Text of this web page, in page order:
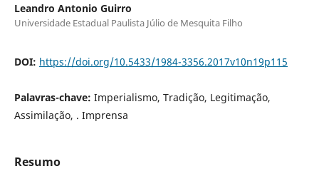
Leandro Antonio Guirro
Universidade Estadual Paulista Júlio de Mesquita Filho
DOI: https://doi.org/10.5433/1984-3356.2017v10n19p115
Palavras-chave: Imperialismo, Tradição, Legitimação,
Assimilação, . Imprensa
Resumo